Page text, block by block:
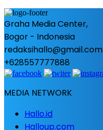
Graha Media Center,
Bogor - Indonesia
redaksihallo@gmail.com
+628557777888
MEDIA NETWORK
Hallo.id
Halloup.com